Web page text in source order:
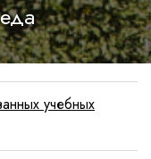
учебных